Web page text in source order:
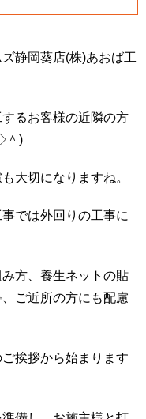
静岡葵店(株)あおば工
るお客様の近隣の方
＾)
大切になりますね。
では外回りの工事に
方、養生ネットの貼
ご近所の方にも配慮
挨拶から始まります